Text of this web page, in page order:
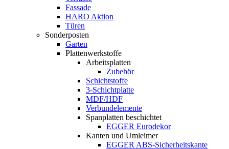
Fassade
HARO Aktion
Türen
Sonderposten
Garten
Plattenwerkstoffe
Arbeitsplatten
Zubehör
Schichtstoffe
3-Schichtplatte
MDF/HDF
Verbundelemente
Spanplatten beschichtet
EGGER Eurodekor
Kanten und Umleimer
EGGER ABS-Sicherheitskante